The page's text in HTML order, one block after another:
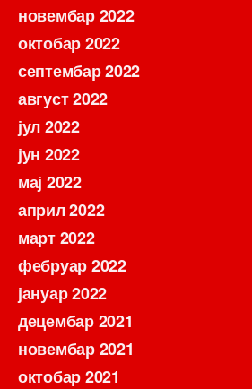
новембар 2022
октобар 2022
септембар 2022
август 2022
јул 2022
јун 2022
мај 2022
април 2022
март 2022
фебруар 2022
јануар 2022
децембар 2021
новембар 2021
октобар 2021